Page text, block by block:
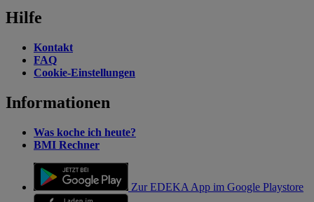
Hilfe
Kontakt
FAQ
Cookie-Einstellungen
Informationen
Was koche ich heute?
BMI Rechner
Zur EDEKA App im Google Playstore